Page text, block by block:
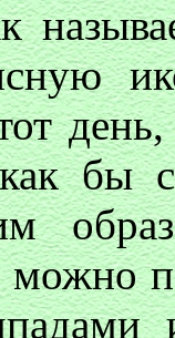
как бы
можно